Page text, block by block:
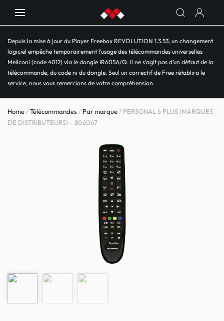
Depuis la mise à jour du Player Freebox REVOLUTION 1.3.53, un changement
logiciel empêche temporairement l’usage des télécommandes universelles
Meliconi (code 4012) via le dongle IR605A/Q. Il ne s’agit pas d’un défaut de la
télécommande, du code ni du dongle. Seul un correctif de Free rétablira le
service, nous vous remercions de votre compréhension.
Home /Télécommandes / Par marque / PERSONAL 6 PLUS (MARQUES
DE DISTRIBUTEURS) – 806067